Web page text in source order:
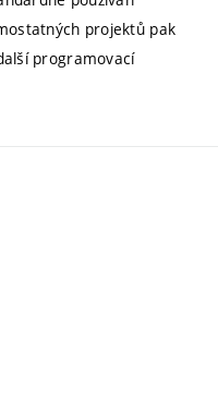
projektů pak
programovací